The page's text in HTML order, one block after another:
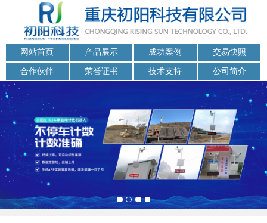
网站首页 产品展示 成功案例 交易快照
合作伙伴 荣誉证书 技术支持 公司简介